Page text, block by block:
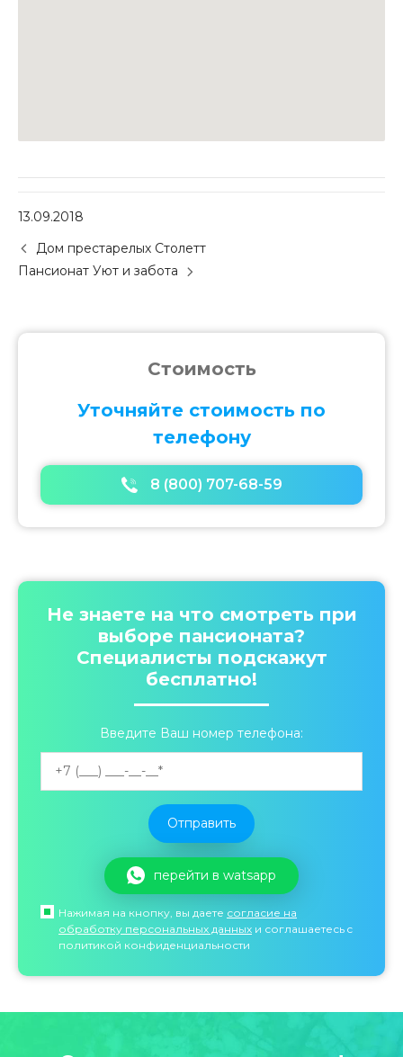
13.09.2018
Дом престарелых Столетт
Пансионат Уют и забота
Стоимость
Уточняйте стоимость по
телефону
8 (800) 707-68-59
Не знаете на что смотреть при
выборе пансионата?
Специалисты подскажут
бесплатно!
Введите Ваш номер телефона:
перейти в watsapp
Нажимая на кнопку, вы даете согласие на
обработку персональных данных и соглашаетесь c
политикой конфиденциальности